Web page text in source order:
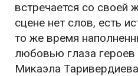
встречается со своей
сцене нет слов, есть
то же время
любовью глаза героев
Микаэла